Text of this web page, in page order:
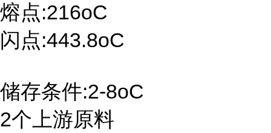
熔点:216oC
闪点:443.8oC
储存条件:2-8oC
2个上游原料